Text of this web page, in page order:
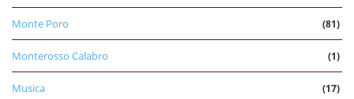
Monte Poro (81)
Monterosso Calabro (1)
Musica (17)